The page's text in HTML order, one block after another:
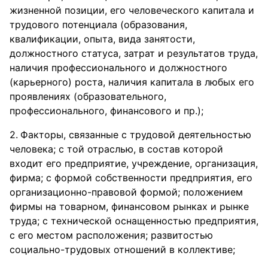
жизненной позиции, его человеческого капитала и
трудового потенциала (образования,
квалификации, опыта, вида занятости,
должностного статуса, затрат и результатов труда,
наличия профессионального и должностного
(карьерного) роста, наличия капитала в любых его
проявлениях (образовательного,
профессионального, финансового и пр.);
Факторы, связанные с трудовой деятельностью
человека; с той отраслью, в состав которой
входит его предприятие, учреждение, организация,
фирма; с формой собственности предприятия, его
организационно-правовой формой; положением
фирмы на товарном, финансовом рынках и рынке
труда; с технической оснащенностью предприятия,
с его местом расположения; развитостью
социально-трудовых отношений в коллективе;